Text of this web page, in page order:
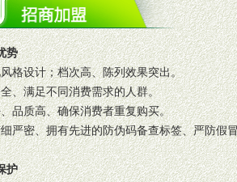
势
格设计；档次高、陈列效果突出。
、满足不同消费需求的人群。
品质高、确保消费者重复购买。
严密、拥有先进的防伪码备查标签、严防假
护